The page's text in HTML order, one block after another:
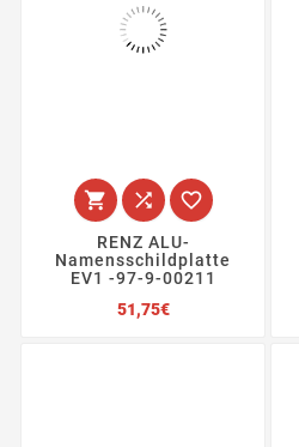
  
RENZ ALU-
Namensschildplatte
EV1 -97-9-00211
51,75€Preis